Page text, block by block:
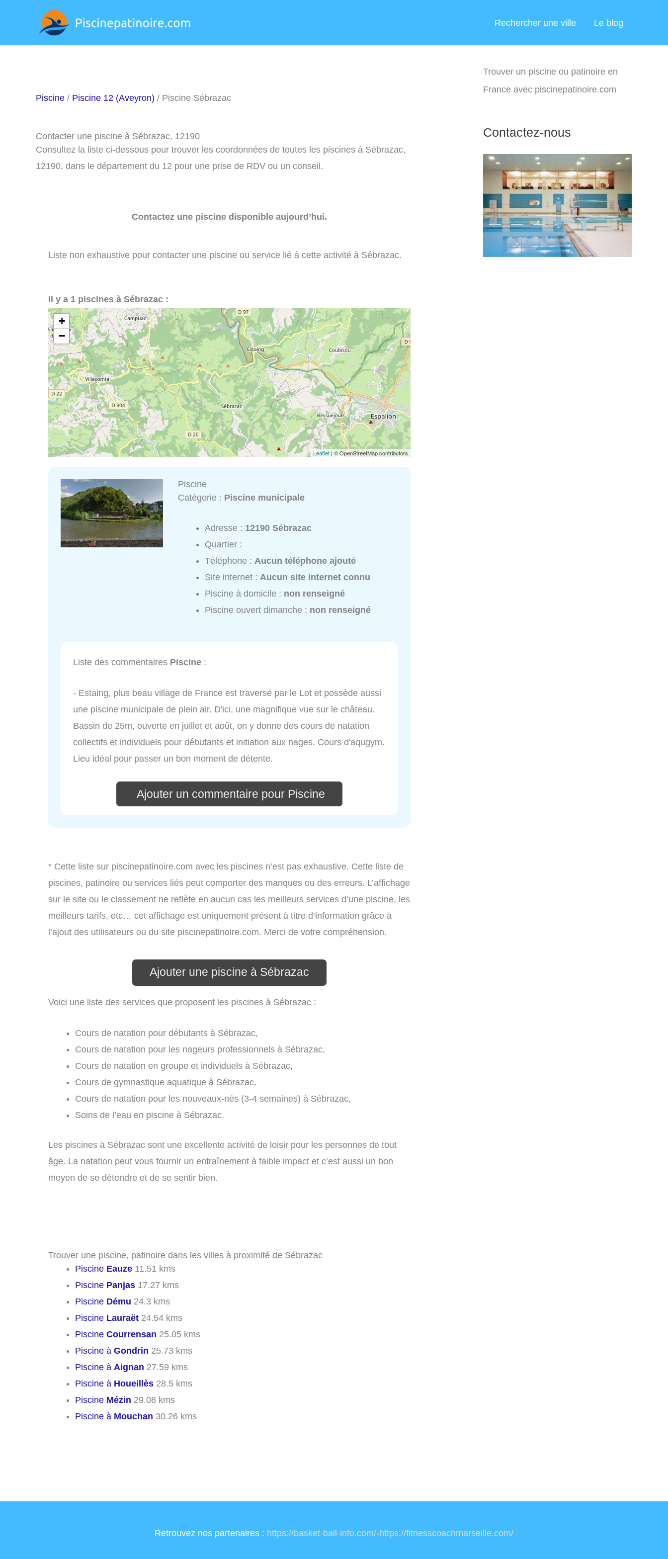
Rechercher une ville Le blog
Piscine / Piscine 12 (Aveyron) / Piscine Sébrazac
Contacter une piscine à Sébrazac, 12190
Consultez la liste ci-dessous pour trouver les coordonnées de toutes les piscines à Sébrazac,
12190, dans le département du 12 pour une prise de RDV ou un conseil.
Contactez une piscine disponible aujourd’hui.
Liste non exhaustive pour contacter une piscine ou service lié à cette activité à Sébrazac.
Il y a 1 piscines à Sébrazac :
+
−
Leaflet | © OpenStreetMap contributors
Piscine
Catégorie : Piscine municipale
Adresse : 12190 Sébrazac
Quartier :
Téléphone :Aucun téléphone ajouté
Site internet :Aucun site internet connu
Piscine à domicile : non renseigné
Piscine ouvert dimanche : non renseigné
Liste des commentaires Piscine :
- Estaing, plus beau village de France est traversé par le Lot et possède aussi
une piscine municipale de plein air. D'ici, une magnifique vue sur le château.
Bassin de 25m, ouverte en juillet et août, on y donne des cours de natation
collectifs et individuels pour débutants et initiation aux nages. Cours d'aqugym.
Lieu idéal pour passer un bon moment de détente.
Ajouter un commentaire pour Piscine
* Cette liste sur piscinepatinoire.com avec les piscines n’est pas exhaustive. Cette liste de
piscines, patinoire ou services liés peut comporter des manques ou des erreurs. L’affichage
sur le site ou le classement ne reflète en aucun cas les meilleurs services d’une piscine, les
meilleurs tarifs, etc… cet affichage est uniquement présent à titre d’information grâce à
l’ajout des utilisateurs ou du site piscinepatinoire.com. Merci de votre compréhension.
Ajouter une piscine à Sébrazac
Voici une liste des services que proposent les piscines à Sébrazac :
Cours de natation pour débutants à Sébrazac,
Cours de natation pour les nageurs professionnels à Sébrazac,
Cours de natation en groupe et individuels à Sébrazac,
Cours de gymnastique aquatique à Sébrazac,
Cours de natation pour les nouveaux-nés (3-4 semaines) à Sébrazac,
Soins de l’eau en piscine à Sébrazac.
Les piscines à Sébrazac sont une excellente activité de loisir pour les personnes de tout
âge. La natation peut vous fournir un entraînement à faible impact et c’est aussi un bon
moyen de se détendre et de se sentir bien.
Trouver une piscine, patinoire dans les villes à proximité de Sébrazac
Piscine Eauze 11.51 kms
Piscine Panjas 17.27 kms
Piscine Dému 24.3 kms
Piscine Lauraët 24.54 kms
Piscine Courrensan 25.05 kms
Piscine à Gondrin 25.73 kms
Piscine à Aignan 27.59 kms
Piscine à Houeillès 28.5 kms
Piscine Mézin 29.08 kms
Piscine à Mouchan 30.26 kms
Trouver un piscine ou patinoire en
France avec piscinepatinoire.com
Contactez-nous
Retrouvez nos partenaires : https://basket-ball-info.com/-https://fitnesscoachmarseille.com/